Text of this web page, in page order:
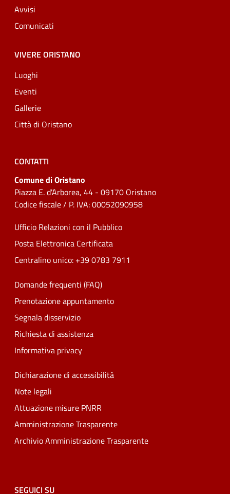
Avvisi
Comunicati
VIVERE ORISTANO
Luoghi
Eventi
Gallerie
Città di Oristano
CONTATTI
Comune di Oristano
Piazza E. d'Arborea, 44 - 09170 Oristano
Codice fiscale / P. IVA: 00052090958
Ufficio Relazioni con il Pubblico
Posta Elettronica Certificata
Centralino unico: +39 0783 7911
Domande frequenti (FAQ)
Prenotazione appuntamento
Segnala disservizio
Richiesta di assistenza
Informativa privacy
Dichiarazione di accessibilità
Note legali
Attuazione misure PNRR
Amministrazione Trasparente
Archivio Amministrazione Trasparente
SEGUICI SU